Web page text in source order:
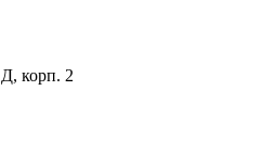
корп. 2